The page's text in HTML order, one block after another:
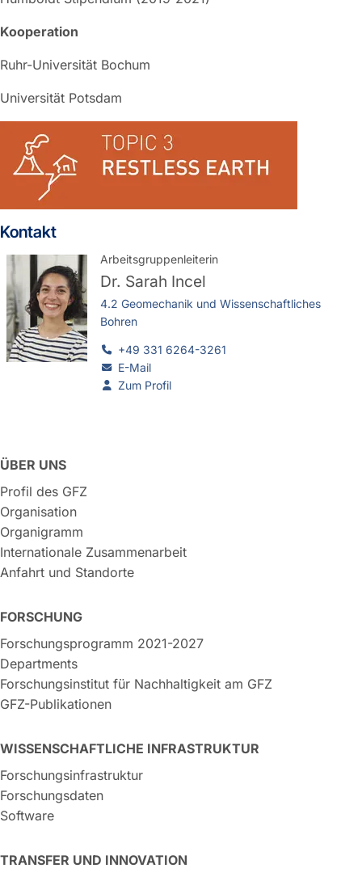
Kooperation
Ruhr-Universität Bochum
Universität Potsdam
Kontakt
Arbeitsgruppenleiterin
Dr. Sarah Incel
4.2 Geomechanik und Wissenschaftliches
Bohren
+49 331 6264-3261
E-Mail
Zum Profil
ÜBER UNS
Profil des GFZ
Organisation
Organigramm
Internationale Zusammenarbeit
Anfahrt und Standorte
FORSCHUNG
Forschungsprogramm 2021-2027
Departments
Forschungsinstitut für Nachhaltigkeit am GFZ
GFZ-Publikationen
WISSENSCHAFTLICHE INFRASTRUKTUR
Forschungsinfrastruktur
Forschungsdaten
Software
TRANSFER UND INNOVATION